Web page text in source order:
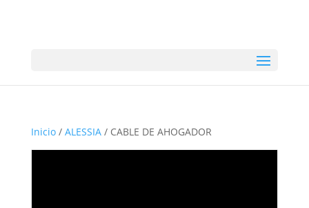
Inicio/ ALESSIA/ CABLE DE AHOGADOR